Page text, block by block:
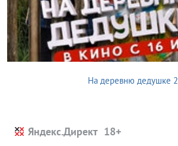
На деревню дедушке 2
Яндекс.Директ